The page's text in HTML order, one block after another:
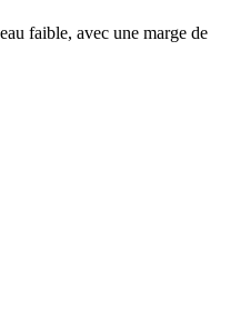
faible, avec une marge de